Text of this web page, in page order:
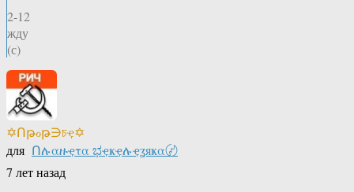
2-12
жду
(с)
✡Ոթℴթ∋চҿ✡
для Ոሉαዙҿτα ಭҿҝҿሉҿʓяҝα〄
7 лет назад